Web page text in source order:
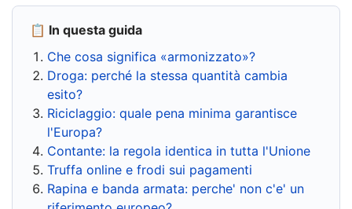
📋 In questa guida
Che cosa significa «armonizzato»?
Droga: perché la stessa quantità cambia
esito?
Riciclaggio: quale pena minima garantisce
l'Europa?
Contante: la regola identica in tutta l'Unione
Truffa online e frodi sui pagamenti
Rapina e banda armata: perche' non c'e' un